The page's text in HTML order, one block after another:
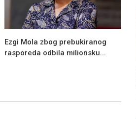
Ezgi Mola zbog prebukiranog
rasporeda odbila milionsku...